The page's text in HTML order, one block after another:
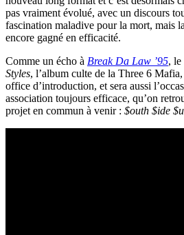
pas vraiment évolué, avec un discours
fascination maladive pour la mort, mais
encore gagné en efficacité.
Comme un écho à Break Da Law ’95, le
Styles, l’album culte de la Three 6 Mafia,
office d’introduction, et sera aussi
association toujours efficace, qu’on
projet en commun à venir : $outh $ide